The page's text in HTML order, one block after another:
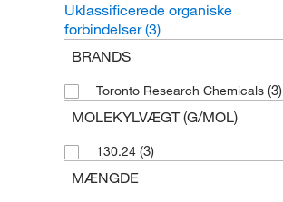
Uklassificerede organiske
forbindelser(3)
BRANDS
Toronto Research Chemicals (3)
MOLEKYLVÆGT (G/MOL)
130.24 (3)
MÆNGDE